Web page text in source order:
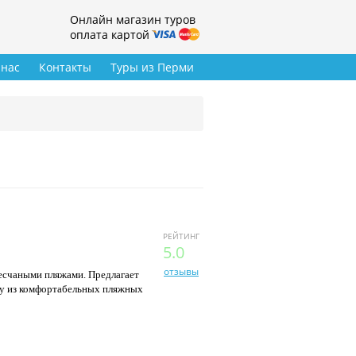
Онлайн магазин туров
оплата картой
Туры из Перми
Контакты
РЕЙТИНГ
5.0
отзывы
пляжами. Предлагает
из комфортабельных пляжных